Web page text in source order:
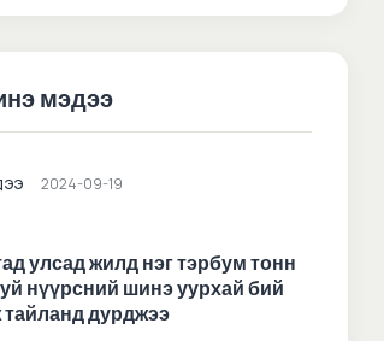
мэдээ
2024-09-19
улсад жилд нэг тэрбум тонн
нүүрсний шинэ уурхай бий
тайланд дурджээ